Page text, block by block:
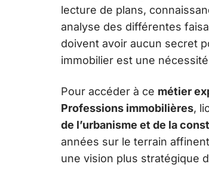
lecture de plans,
analyse des différentes
doivent avoir aucun secret
immobilier est une
Pour accéder à ce métier
Professions immobilières,
de l’urbanisme et de la
années sur le terrain
une vision plus stratégique